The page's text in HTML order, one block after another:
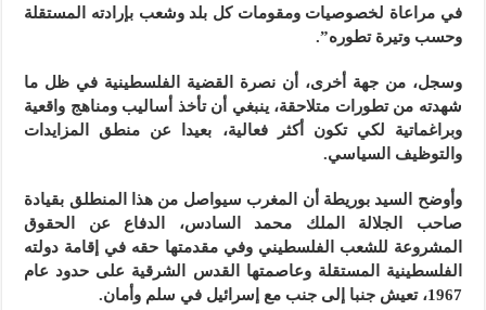
في مراعاة لخصوصيات ومقومات كل بلد وشعب بإرادته المستقلة
وحسب وتيرة تطوره”.
وسجل، من جهة أخرى، أن نصرة القضية الفلسطينية في ظل ما
شهدته من تطورات متلاحقة، ينبغي أن تأخذ أساليب ومناهج واقعية
وبراغماتية لكي تكون أكثر فعالية، بعيدا عن منطق المزايدات
والتوظيف السياسي.
وأوضح السيد بوريطة أن المغرب سيواصل من هذا المنطلق بقيادة
صاحب الجلالة الملك محمد السادس، الدفاع عن الحقوق
المشروعة للشعب الفلسطيني وفي مقدمتها حقه في إقامة دولته
الفلسطينية المستقلة وعاصمتها القدس الشرقية على حدود عام
1967، تعيش جنبا إلى جنب مع إسرائيل في سلم وأمان.